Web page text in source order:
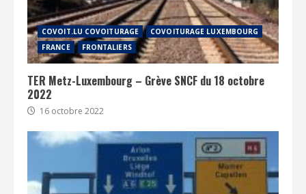
COVOIT.LU COVOITURAGE
COVOITURAGE LUXEMBOURG
FRANCE
FRONTALIERS
TER Metz-Luxembourg – Grève SNCF du 18 octobre
2022
16 octobre 2022